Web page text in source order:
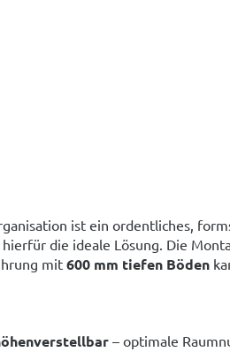
ist ein ordentliches,
die ideale Lösung. Die
mit 600 mm tiefen Böden
– optimale